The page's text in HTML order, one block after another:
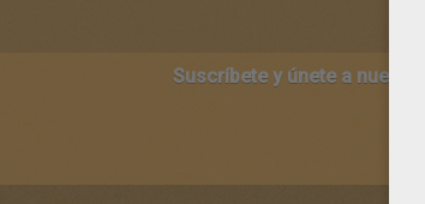
Suscríbete y únete a